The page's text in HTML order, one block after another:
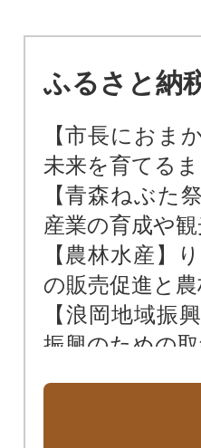
ふるさと納
【市長にお
未来を育てる
【青森ねぶた
産業の育成や
【農林水産】
の販売促進と
【浪岡地域振
振興のための
【こども・若